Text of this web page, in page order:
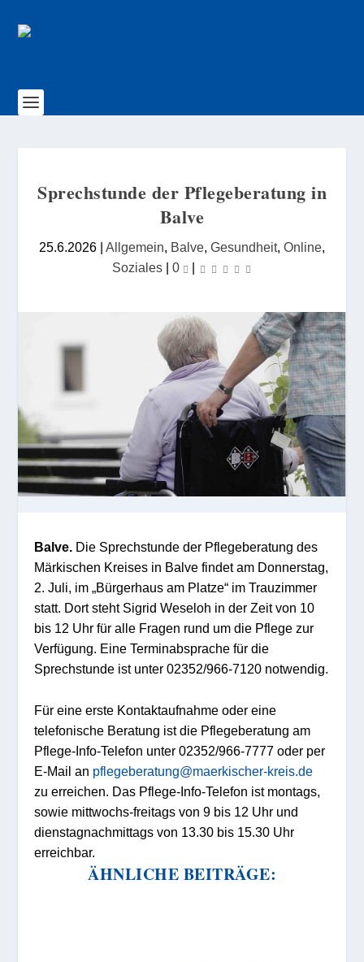
Sprechstunde der Pflegeberatung in
Balve
25.6.2026 | Allgemein, Balve, Gesundheit, Online,
Soziales | 0 |
Balve. Die Sprechstunde der Pflegeberatung des
Märkischen Kreises in Balve findet am Donnerstag,
2. Juli, im „Bürgerhaus am Platze“ im Trauzimmer
statt. Dort steht Sigrid Weseloh in der Zeit von 10
bis 12 Uhr für alle Fragen rund um die Pflege zur
Verfügung. Eine Terminabsprache für die
Sprechstunde ist unter 02352/966-7120 notwendig.
Für eine erste Kontaktaufnahme oder eine
telefonische Beratung ist die Pflegeberatung am
Pflege-Info-Telefon unter 02352/966-7777 oder per
E-Mail an pflegeberatung@maerkischer-kreis.de
zu erreichen. Das Pflege-Info-Telefon ist montags,
sowie mittwochs-freitags von 9 bis 12 Uhr und
dienstagnachmittags von 13.30 bis 15.30 Uhr
erreichbar.
ÄHNLICHE BEITRÄGE: